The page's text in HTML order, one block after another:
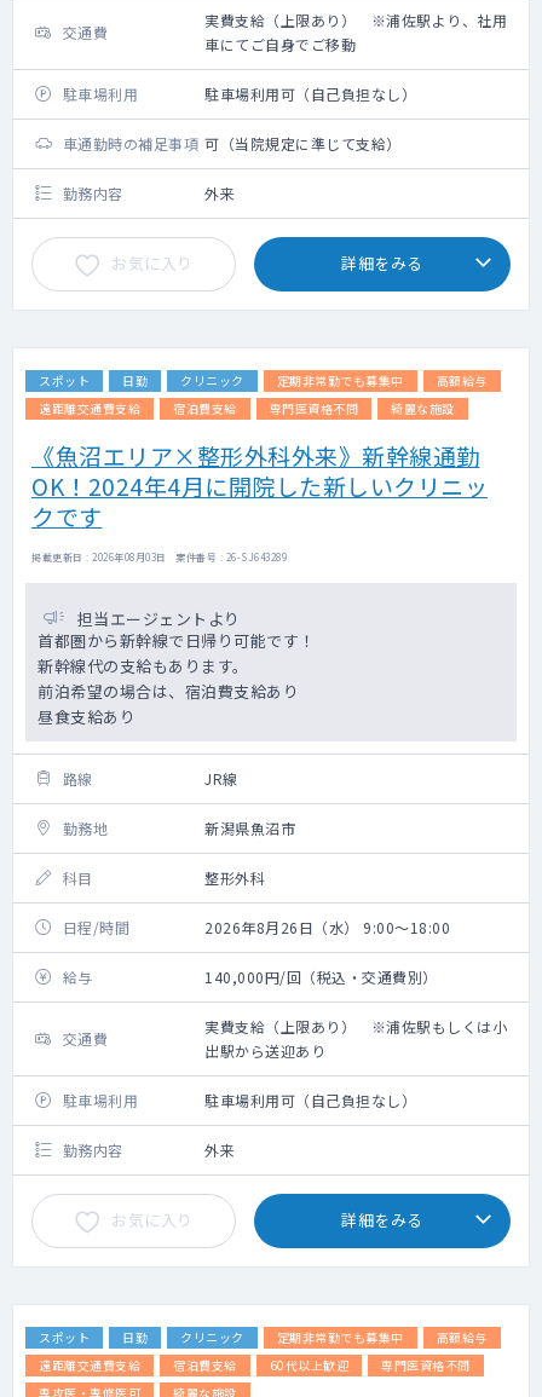
交通費
実費支給（上限あり） ※浦佐駅より、社用
車にてご自身でご移動
駐車場利用 駐車場利用可（自己負担なし）
車通勤時の補足事項 可（当院規定に準じて支給）
勤務内容 外来
お気に入り 詳細をみる
スポット 日勤 クリニック 定期非常勤でも募集中
高額給与
遠距離交通費支給
宿泊費支給 専門医資格不問 綺麗な施設
《魚沼エリア×整形外科外来》新幹線通勤
OK！2024年4月に開院した新しいクリニッ
クです
掲載更新日 : 2026年08月03日 案件番号 : 26-SJ643289
担当エージェントより
首都圏から新幹線で日帰り可能です！
新幹線代の支給もあります。
前泊希望の場合は、宿泊費支給あり
昼食支給あり
路線 JR線
勤務地 新潟県魚沼市
科目 整形外科
日程/時間 2026年8月26日（水） 9:00～18:00
給与 140,000円/回（税込・交通費別）
交通費
実費支給（上限あり） ※浦佐駅もしくは小
出駅から送迎あり
駐車場利用 駐車場利用可（自己負担なし）
勤務内容 外来
お気に入り 詳細をみる
スポット 日勤 クリニック 定期非常勤でも募集中
高額給与
遠距離交通費支給
宿泊費支給 60代以上歓迎
専門医資格不問
専攻医・専修医可
綺麗な施設